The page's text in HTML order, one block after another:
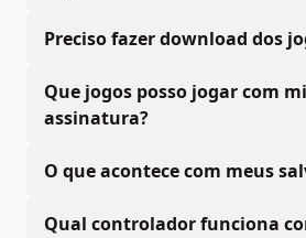
Preciso fazer download dos
Que jogos posso jogar com
assinatura?
O que acontece com meus
Qual controlador funciona